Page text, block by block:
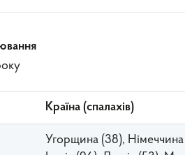
Країна (спалахів)
Угорщина (38), Німеччина